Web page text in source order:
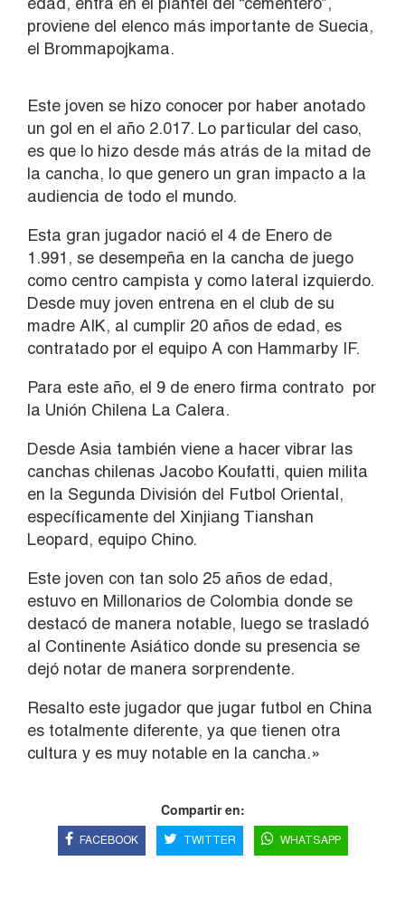
proviene del elenco más importante de Suecia,
el Brommapojkama.
Este joven se hizo conocer por haber anotado
un gol en el año 2.017. Lo particular del caso,
es que lo hizo desde más atrás de la mitad de
la cancha, lo que genero un gran impacto a la
audiencia de todo el mundo.
Esta gran jugador nació el 4 de Enero de
1.991, se desempeña en la cancha de juego
como centro campista y como lateral izquierdo.
Desde muy joven entrena en el club de su
madre AIK, al cumplir 20 años de edad, es
contratado por el equipo A con Hammarby IF.
Para este año, el 9 de enero firma contrato por
la Unión Chilena La Calera.
Desde Asia también viene a hacer vibrar las
canchas chilenas Jacobo Koufatti, quien milita
en la Segunda División del Futbol Oriental,
específicamente del Xinjiang Tianshan
Leopard, equipo Chino.
Este joven con tan solo 25 años de edad,
estuvo en Millonarios de Colombia donde se
destacó de manera notable, luego se trasladó
al Continente Asiático donde su presencia se
dejó notar de manera sorprendente.
Resalto este jugador que jugar futbol en China
es totalmente diferente, ya que tienen otra
cultura y es muy notable en la cancha.»
Compartir en:
FACEBOOK TWITTER WHATSAPP